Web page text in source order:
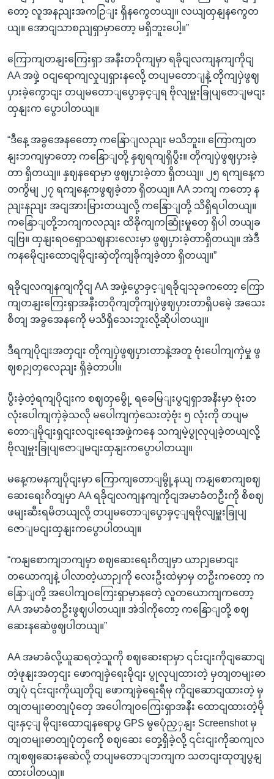
တော့ လူအနညျးအကဉြျး ရှိနကွေတယျ။ လယျထှနျနကွေတ
ယျ။ အောငျသာစညျရှာမှာတော့ မရှိဘူးပေါ့။”
ကြောကျတနျးကြေးရှာ အနီးတဝိုကျမှာ ရခိုငျလကျနကျကိုငျ
AA အဖှဲ့ ဝငျရောကျလှုပျရှားနလေို့ တပျမတောျနဲ့ တိုကျပှဲဖွဈ
ပှားခဲ့ကွောငျး တပျမတောျပွောခှင့ျရ ဗိုလျမှူးခြုပျဇောျမငျး
ထှနျးက ပွောပါတယျ။
“ဒီနေ့ အခွအေနတေော့ ကနြောျလညျး မသိဘူး။ ကြောကျတ
နျးဘကျမှာတော့ ကနြောျတို့ နှဈရကျရှိပွီး။ တိုကျပှဲဖွဈပှားခဲ့
တာ ရှိတယျ။ နှဈနရောမှာ ဖွဈပှားခဲ့တာ ရှိတယျ။ ၂၅ ရကျနေ့က
တကွိမျ ၂၇ ရကျနေ့ကဖွဈခဲ့တာ ရှိတယျ။ AA ဘကျ ကတော့ န
ညျးနညျး အငျအားမြားတယျလို့ ကနြောျတို့ သိရှိရပါတယျ။
ကနြောျတို့ဘကျကလညျး ထိခိုကျကဆြုံးမှုတှေ ရှိပါ တယျခ
ငျဗြ။ ထှနျးရဝရှောသဈနားလေးမှာ ဖွဈပှားခဲ့တာရှိတယျ။ အဲဒီ
ကနမေိုငျးထောငျမိုငျးဆှဲတိုကျခိုကျခဲ့တာ ရှိတယျ။”
ရခိုငျလကျနကျကိုငျ AA အဖှဲ့ပွောခှင့ျရခိုငျသုခကတော့ ကြော
ကျတနျးကြေးရှာအနီးတဝိုကျတိုကျပှဲဖွဈပှားတာရှိပမေဲ့ အသေး
စိတျ အခွအေနကေို မသိရှိသေးဘူးလို့ဆိုပါတယျ။
ဒီရကျပိုငျးအတှငျး တိုကျပှဲဖွဈပှားတာနဲ့အတူ ဗုံးပေါကျကှဲမှု ဖွ
ဈစဉျတှလေညျး ရှိခဲ့တာပါ။
ပွီးခဲ့တဲ့ရကျပိုငျးက စဈတှမွေို့ ရခေမြျးပွငျရှာအနီးမှာ ဗုံးတ
လုံးပေါကျကှဲခဲ့သလို မပေါကျကှဲသေးတဲ့ဗုံး ၅ လုံးကို တပျမ
တောျမိုငျးရှငျးလငျးရေးအဖှဲ့ကနေ သကျမဲ့ပွုလုပျခဲ့တယျလို့
ဗိုလျမှူးခြုပျဇောျမငျးထှနျးကပွောပါတယျ။
မနေ့ကမနကျပိုငျးမှာ ကြောကျတောျမွို့နယျ ကနျစောကျစဈ
ဆေးရေးဂိတျမှာ AA ရခိုငျလကျနကျကိုငျအမာခံတဦးကို စိစဈ
ဖမျးဆီးရမိတယျလို့ တပျမတောျပွောခှင့ျရဗိုလျမှူးခြုပျ
ဇောျမငျးထှနျးကပွောပါတယျ။
“ကနျစောကျဘကျမှာ စဈဆေးရေးဂိတျမှာ ယာဉျမောငျး
တယောကျနဲ့ ပါလာတဲ့ယာဉျကို လေးဦးထဲမှာမှ တဦးကတော့ က
နြောျတို့ အပေါကျဝကြေးရှာမှာနတေဲ့ လူတယောကျကတော့
AA အမာခံတဦးဖွဈပါတယျ။ အဲဒါကိုတော့ ကနြောျတို့ စဈ
ဆေးနဆေဲဖွဈပါတယျ။”
AA အမာခံလို့ယူဆရတဲ့သူကို စဈဆေးရာမှာ ၎င်းငျးကိုငျဆောငျ
တဲ့ဖုနျးအတှငျး ဖောကျခှဲရေးမိုငျး ပွုလုပျထားတဲ့ မှတျတမျးဓာ
တျပုံ ၎င်းငျးကိုယျတိုငျ ဖောကျခှဲရေးရီမု ကိုငျဆောငျထားတဲ့ မှ
တျတမျးဓာတျပုံတှေ အပေါကျဝကြေးရှာအနီး ထောငျထားတဲ့မို
ငျးနှင့ျ မိုငျးထောငျနရောပွ GPS မွပေုံညှှနျး Screenshot မှ
တျတမျးဓာတျပုံတှကေို စဈဆေး တှေ့ရှိခဲ့လို့ ၎င်းငျးကိုဆကျလ
ကျစဈဆေးနဆေဲလို့ တပျမတောျဘကျက သတငျးထုတျပွနျ
ထားပါတယျ။